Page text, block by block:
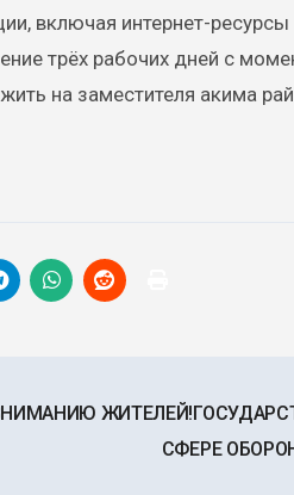
включая интернет-
трёх рабочих дней с
на заместителя акима
СФЕРЕ